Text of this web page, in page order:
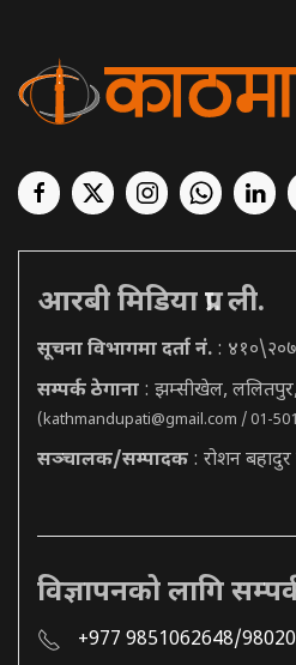
आरबी मिडिया प्रा. ली.
सूचना विभागमा दर्ता नं. :
सम्पर्क ठेगाना : झम्सीखेल,
(kathmandupati@gmail.com / 01-
सञ्चालक/सम्पादक : रोशन
विज्ञापनको लागि
+977 9851062648/